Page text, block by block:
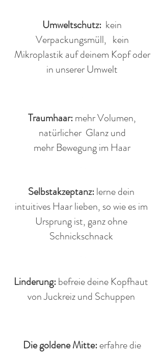
Umweltschutz: kein
Verpackungsmüll, kein
Mikroplastik auf deinem Kopf oder
in unserer Umwelt
Traumhaar:mehr Volumen,
natürlicher Glanz und
mehr Bewegung im Haar
Selbstakzeptanz:lerne dein
intuitives Haar lieben, so wie es im
Ursprung ist, ganz ohne
Schnickschnack
Linderung:befreie deine Kopfhaut
von Juckreiz und Schuppen
Die goldene Mitte:erfahre die